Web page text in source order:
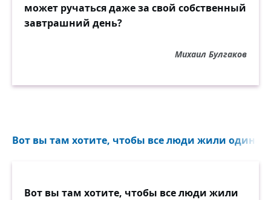
может ручаться даже за свой собственный
завтрашний день?
Михаил Булгаков
Вот вы там хотите, чтобы все люди жили
Вот вы там хотите, чтобы все люди жили